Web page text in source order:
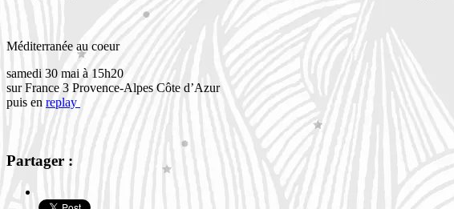
Méditerranée au coeur
samedi 30 mai à 15h20
sur France 3 Provence-Alpes Côte d’Azur
puis en replay
Partager :